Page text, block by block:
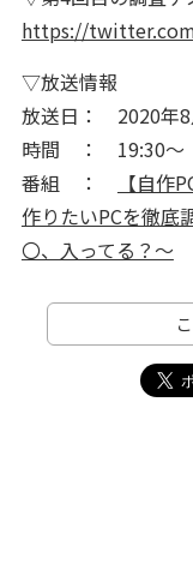
https://
▽放送情報
放送日： 2020年8
時間 ： 19:30～
番組 ：
【自作
作りたいPCを徹底
〇、入ってる？～